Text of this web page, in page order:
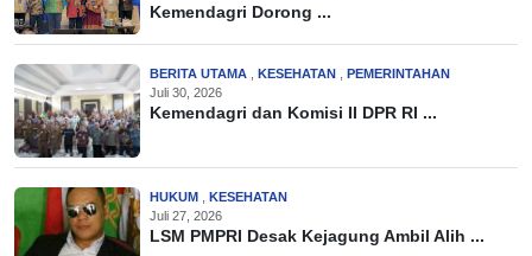
Kemendagri Dorong ...
BERITA UTAMA KESEHATAN
PEMERINTAHAN
Juli 30, 2026
Kemendagri dan Komisi II DPR RI ...
HUKUM
KESEHATAN
Juli 27, 2026
LSM PMPRI Desak Kejagung Ambil Alih ...